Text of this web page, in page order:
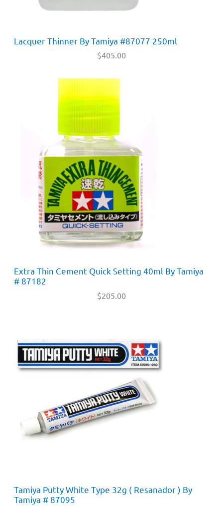
Lacquer Thinner By Tamiya #87077 250ml
$405.00
Extra Thin Cement Quick Setting 40ml By Tamiya
# 87182
$205.00
Tamiya Putty White Type 32g ( Resanador ) By
Tamiya # 87095